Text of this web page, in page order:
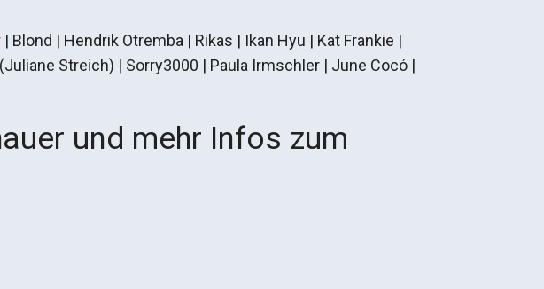
| Blond | Hendrik Otremba | Rikas | Ikan Hyu | Kat Frankie |
Streich) | Sorry3000 | Paula Irmschler | June Cocó |
und mehr Infos zum